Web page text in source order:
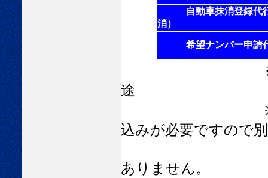
自動車抹消登録代
消）
希望ナンバー申請
※ ナンバープ
途
※ ナンバーの
込みが必要ですので
ありません。